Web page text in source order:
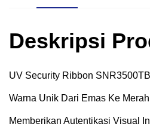
Deskripsi
UV Security Ribbon
Warna Unik Dari Emas Ke
Memberikan Autentikasi Visual